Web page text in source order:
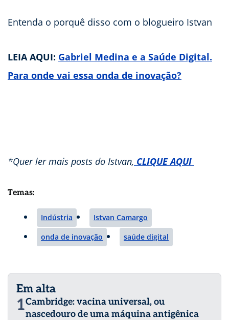
Entenda o porquê disso com o blogueiro Istvan
LEIA AQUI: Gabriel Medina e a Saúde Digital.
Para onde vai essa onda de inovação?
*Quer ler mais posts do Istvan, CLIQUE AQUI
Temas:
Indústria
Istvan Camargo
onda de inovação
saúde digital
Em alta
1Cambridge: vacina universal, ou
nascedouro de uma máquina antigênica